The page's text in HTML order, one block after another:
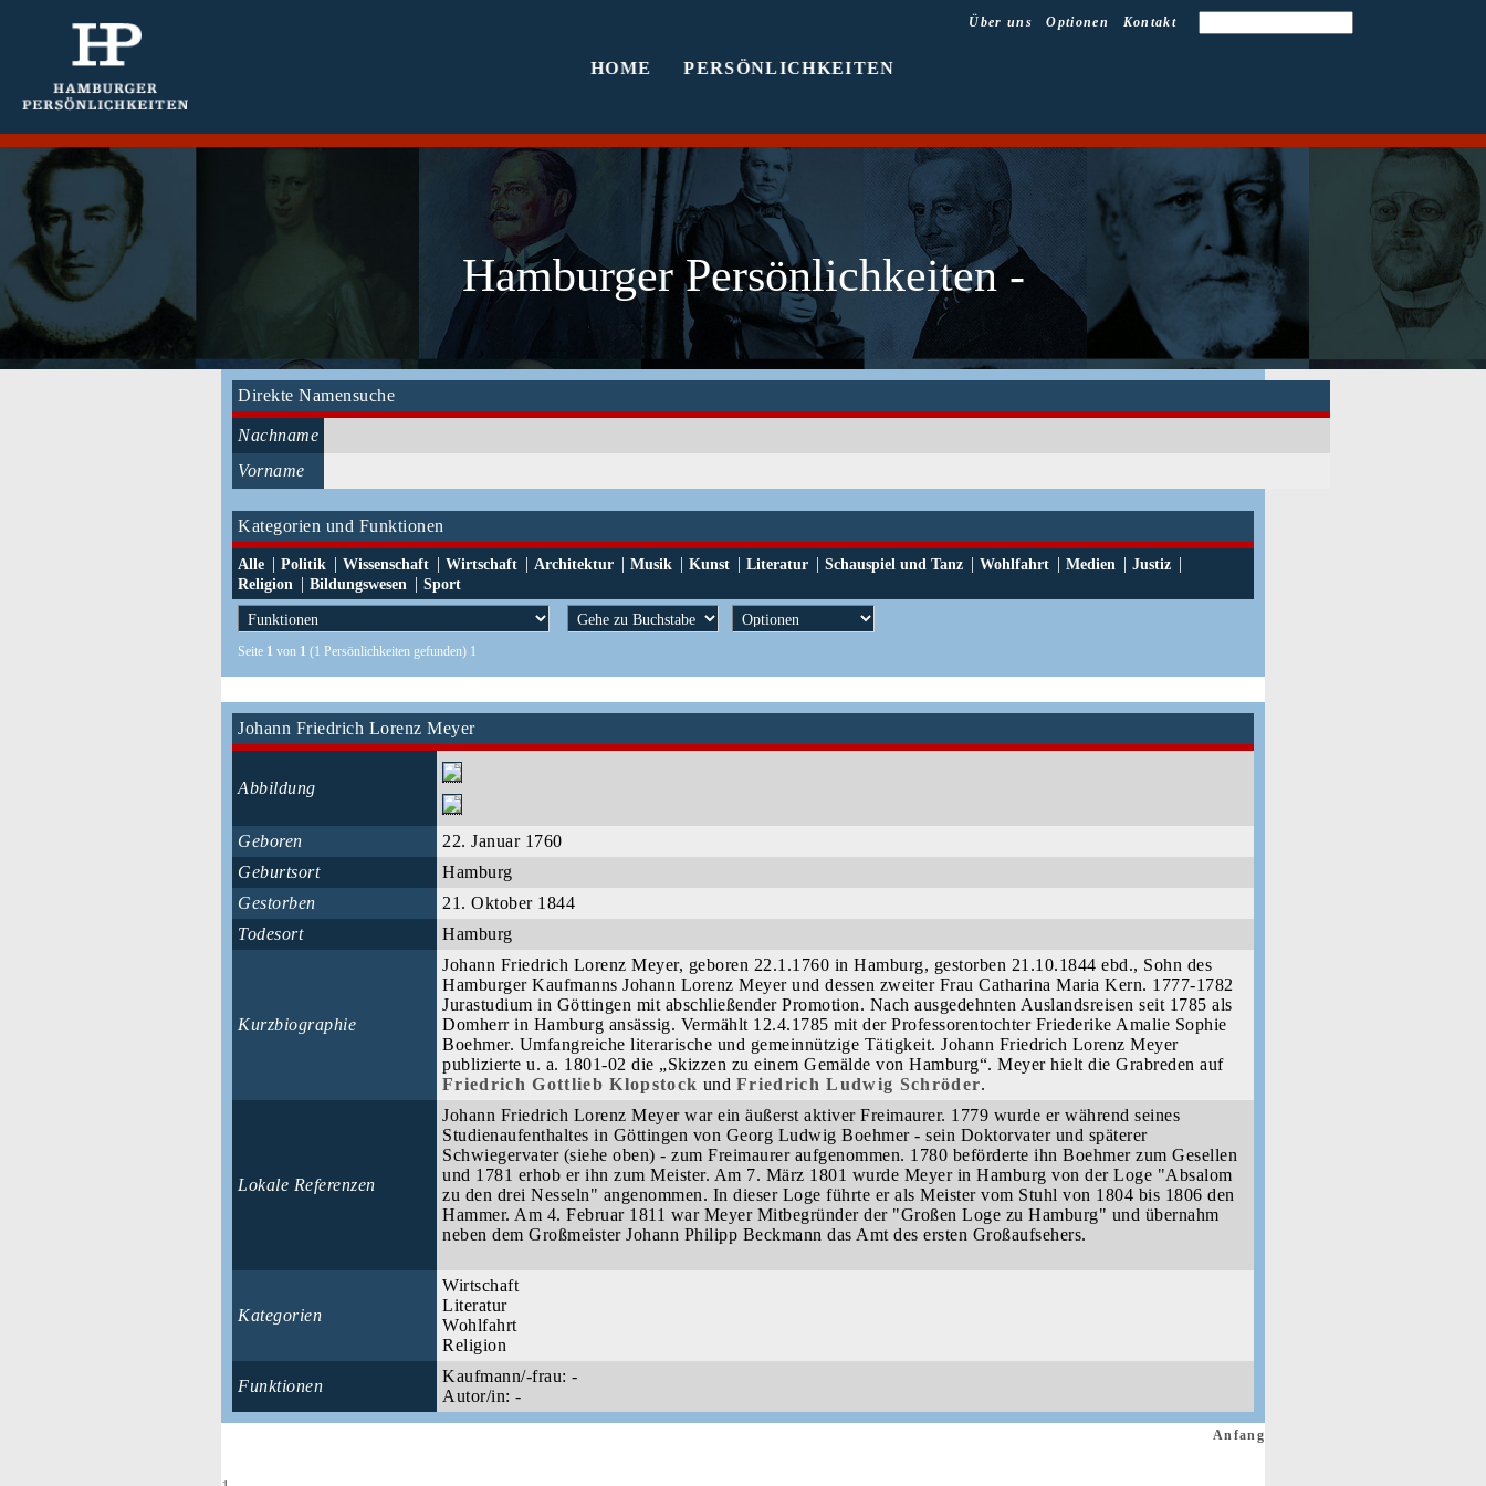
HOME PERSÖNLICHKEITEN
Über uns Optionen Kontakt
Hamburger Persönlichkeiten -
Direkte Namensuche
Nachname
Vorname
Kategorien und Funktionen
Alle | Politik | Wissenschaft | Wirtschaft | Architektur | Musik | Kunst | Literatur | Schauspiel und Tanz | Wohlfahrt | Medien | Justiz |
Religion | Bildungswesen | Sport
Seite 1 von 1 (1 Persönlichkeiten gefunden) 1
Johann Friedrich Lorenz Meyer
Abbildung
Geboren
22. Januar 1760
Geburtsort
Hamburg
Gestorben
21. Oktober 1844
Todesort
Hamburg
Kurzbiographie
Johann Friedrich Lorenz Meyer, geboren 22.1.1760 in Hamburg, gestorben 21.10.1844 ebd., Sohn des
Hamburger Kaufmanns Johann Lorenz Meyer und dessen zweiter Frau Catharina Maria Kern. 1777-1782
Jurastudium in Göttingen mit abschließender Promotion. Nach ausgedehnten Auslandsreisen seit 1785 als
Domherr in Hamburg ansässig. Vermählt 12.4.1785 mit der Professorentochter Friederike Amalie Sophie
Boehmer. Umfangreiche literarische und gemeinnützige Tätigkeit. Johann Friedrich Lorenz Meyer
publizierte u. a. 1801-02 die „Skizzen zu einem Gemälde von Hamburg“. Meyer hielt die Grabreden auf
Friedrich Gottlieb Klopstock und Friedrich Ludwig Schröder.
Lokale Referenzen
Johann Friedrich Lorenz Meyer war ein äußerst aktiver Freimaurer. 1779 wurde er während seines
Studienaufenthaltes in Göttingen von Georg Ludwig Boehmer - sein Doktorvater und späterer
Schwiegervater (siehe oben) - zum Freimaurer aufgenommen. 1780 beförderte ihn Boehmer zum Gesellen
und 1781 erhob er ihn zum Meister. Am 7. März 1801 wurde Meyer in Hamburg von der Loge "Absalom
zu den drei Nesseln" angenommen. In dieser Loge führte er als Meister vom Stuhl von 1804 bis 1806 den
Hammer. Am 4. Februar 1811 war Meyer Mitbegründer der "Großen Loge zu Hamburg" und übernahm
neben dem Großmeister Johann Philipp Beckmann das Amt des ersten Großaufsehers.
Kategorien
Wirtschaft
Literatur
Wohlfahrt
Religion
Funktionen
Kaufmann/-frau: -
Autor/in: -
Anfang